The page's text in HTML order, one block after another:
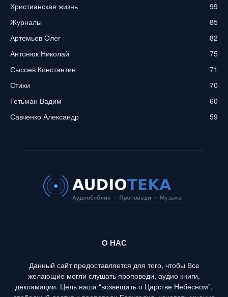
Христианская жизнь
99
Журналы
85
Артемьев Олег
82
Антонюк Николай
75
Сысоев Константин
71
Стихи
70
Гетьман Вадим
60
Савченко Александр
59
О НАС
Данный сайт предоставляется для того, чтобы Все
желающие могли слушать проповеди, аудио книги,
декламации. Цель наша “возвещать о Царстве Небесном”,